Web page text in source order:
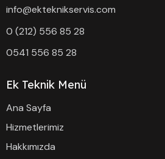
info@ekteknikservis.com
0 (212) 556 85 28
0541 556 85 28
Ek Teknik Menü
Ana Sayfa
Hizmetlerimiz
Hakkımızda